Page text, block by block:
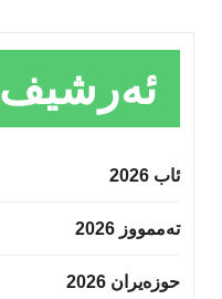
ئەرشیف
ئاب 2026
تەممووز 2026
حوزه‌یران 2026